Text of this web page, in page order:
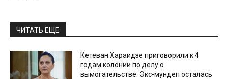
ЧИТАТЬ ЕЩЕ
Кетеван Хараидзе приговорили к 4
годам колонии по делу о
вымогательстве. Экс-мундеп осталась